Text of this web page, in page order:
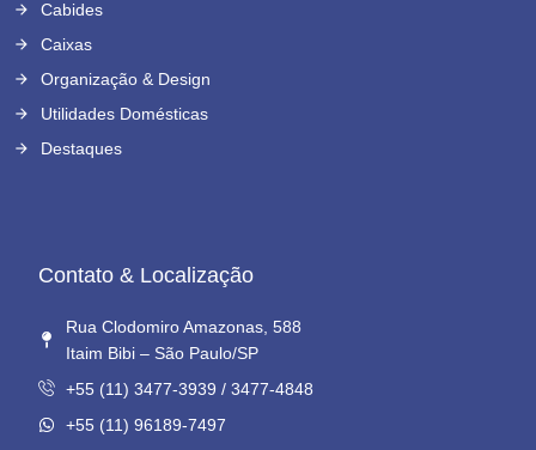
Cabides
Caixas
Organização & Design
Utilidades Domésticas
Destaques
Contato & Localização
Rua Clodomiro Amazonas, 588
Itaim Bibi – São Paulo/SP
+55 (11) 3477-3939 / 3477-4848
+55 (11) 96189-7497